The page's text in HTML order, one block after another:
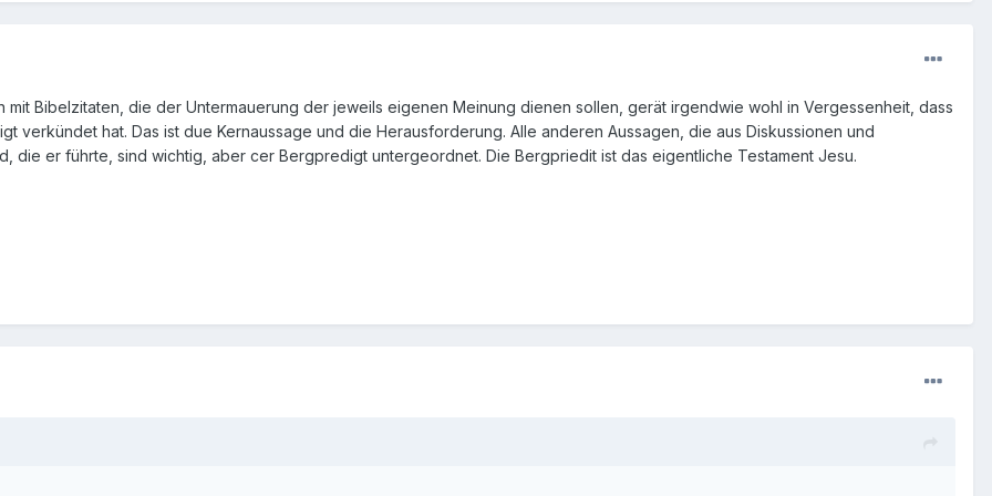
mit Bibelzitaten, die der Untermauerung der jeweils eigenen Meinung dienen sollen, gerät irgendwie wohl in Vergessenheit, dass
verkündet hat. Das ist due Kernaussage und die Herausforderung. Alle anderen Aussagen, die aus Diskussionen und
die er führte, sind wichtig, aber cer Bergpredigt untergeordnet. Die Bergpriedit ist das eigentliche Testament Jesu.